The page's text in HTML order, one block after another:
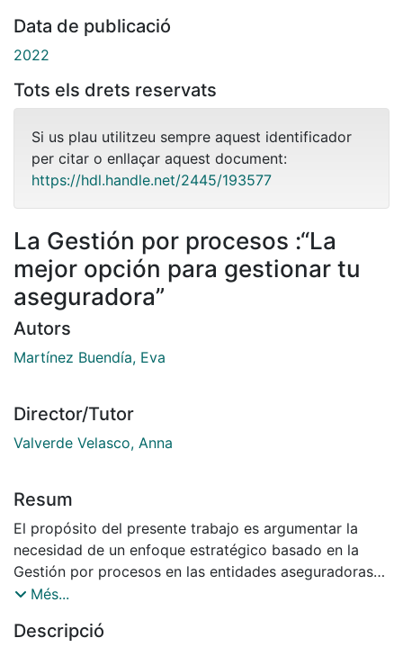
Data de publicació
2022
Tots els drets reservats
Si us plau utilitzeu sempre aquest identificador
per citar o enllaçar aquest document:
https://hdl.handle.net/2445/193577
La Gestión por procesos :“La
mejor opción para gestionar tu
aseguradora”
Autors
Martínez Buendía, Eva
Director/Tutor
Valverde Velasco, Anna
Resum
El propósito del presente trabajo es argumentar la
necesidad de un enfoque estratégico basado en la
Gestión por procesos en las entidades aseguradoras
como modelo de gestión orientado a conseguir sus
Antes de ahondar en las bondades que reporta este
Més...
Descripció